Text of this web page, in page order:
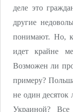
деле это
другие
понимают. Но, к
идет крайне
Возможен ли
примеру?
не один
Украиной? Все